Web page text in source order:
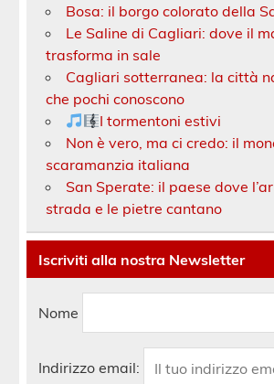
Bosa: il borgo colorato della
Le Saline di Cagliari: dove il
trasforma in sale
Cagliari sotterranea: la città
che pochi conoscono
I tormentoni estivi
Non è vero, ma ci credo: il
scaramanzia italiana
San Sperate: il paese dove
strada e le pietre cantano
Iscriviti alla nostra Newsletter
Nome
Indirizzo email: